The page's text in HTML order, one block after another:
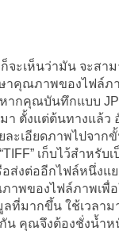
จะเห็นว่ามัน จะส
ษาคุณภาพของไฟ
หากคุณบันทึกแบบ
า ตั้งแต่ต้นทางแล้
ะเอียดภาพไปจาก
เก็บไว้สำหรั
อส่งต่ออีกไฟล์หนึ่ง
พของไฟล์ภาพเพื่
ที่มากขึ้น ใช้เวลา
คุณจึงต้องชั่งน้ำห